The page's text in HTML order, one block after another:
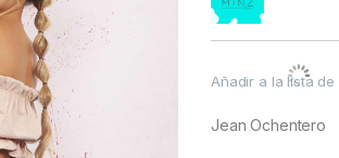
Añadir a la lista de
Jean Ochentero